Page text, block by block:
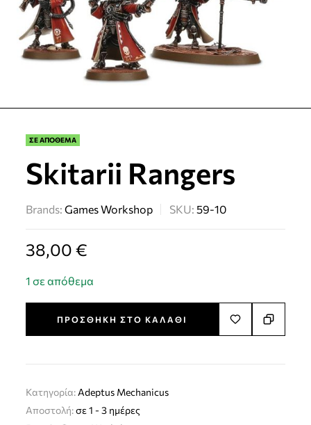
ΣΕ ΑΠΟΘΕΜΑ
Skitarii Rangers
Brands:Games Workshop SKU:59-10
38,00€
1 σε απόθεμα
ΠΡΟΣΘΉΚΗ ΣΤΟ ΚΑΛΆΘΙ
Κατηγορία: Adeptus Mechanicus
Αποστολή:σε 1 - 3 ημέρες